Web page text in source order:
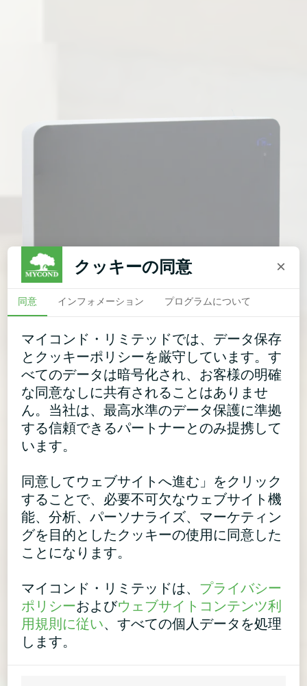
クッキーの同意 ×
同意 インフォメーション プログラムについて
マイコンド・リミテッドでは、データ保存
とクッキーポリシーを厳守しています。す
べてのデータは暗号化され、お客様の明確
な同意なしに共有されることはありませ
ん。当社は、最高水準のデータ保護に準拠
する信頼できるパートナーとのみ提携して
います。
同意してウェブサイトへ進む」をクリック
することで、必要不可欠なウェブサイト機
能、分析、パーソナライズ、マーケティン
グを目的としたクッキーの使用に同意した
ことになります。
マイコンド・リミテッドは、 プライバシー
ポリシーおよびウェブサイトコンテンツ利
用規則に従い、すべての個人データを処理
します。